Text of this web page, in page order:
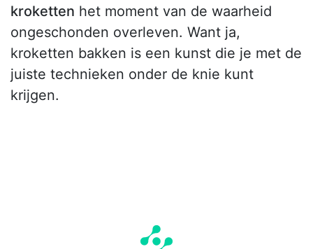
kroketten het moment van de waarheid
ongeschonden overleven. Want ja,
kroketten bakken is een kunst die je met de
juiste technieken onder de knie kunt
krijgen.